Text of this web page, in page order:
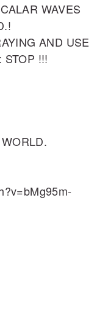
WAVES
AND USE
STOP !!!